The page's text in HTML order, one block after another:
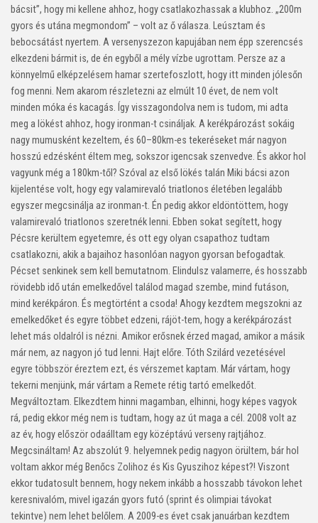
bácsit”, hogy mi kellene ahhoz, hogy csatlakozhassak a klubhoz. „200m
gyors és utána megmondom” – volt az ő válasza. Leúsztam és
bebocsátást nyertem. A versenyszezon kapujában nem épp szerencsés
elkezdeni bármit is, de én egyből a mély vízbe ugrottam. Persze az a
könnyelmű elképzelésem hamar szertefoszlott, hogy itt minden jólesőn
fog menni. Nem akarom részletezni az elmúlt 10 évet, de nem volt
minden móka és kacagás. Így visszagondolva nem is tudom, mi adta
meg a lökést ahhoz, hogy ironman-t csináljak. A kerékpározást sokáig
nagy mumusként kezeltem, és 60–80km-es tekeréseket már nagyon
hosszú edzésként éltem meg, sokszor igencsak szenvedve. És akkor hol
vagyunk még a 180km-től? Szóval az első lökés talán Miki bácsi azon
kijelentése volt, hogy egy valamirevaló triatlonos életében legalább
egyszer megcsinálja az ironman-t. Én pedig akkor eldöntöttem, hogy
valamirevaló triatlonos szeretnék lenni. Ebben sokat segített, hogy
Pécsre kerültem egyetemre, és ott egy olyan csapathoz tudtam
csatlakozni, akik a bajaihoz hasonlóan nagyon gyorsan befogadtak.
Pécset senkinek sem kell bemutatnom. Elindulsz valamerre, és hosszabb
rövidebb idő után emelkedővel találod magad szembe, mind futáson,
mind kerékpáron. És megtörtént a csoda! Ahogy kezdtem megszokni az
emelkedőket és egyre többet edzeni, rájöt-tem, hogy a kerékpározást
lehet más oldalról is nézni. Amikor erősnek érzed magad, amikor a másik
már nem, az nagyon jó tud lenni. Hajt előre. Tóth Szilárd vezetésével
egyre többször éreztem ezt, és vérszemet kaptam. Már vártam, hogy
tekerni menjünk, már vártam a Remete rétig tartó emelkedőt.
Megváltoztam. Elkezdtem hinni magamban, elhinni, hogy képes vagyok
rá, pedig ekkor még nem is tudtam, hogy az út maga a cél. 2008 volt az
az év, hogy először odaálltam egy középtávú verseny rajtjához.
Megcsináltam! Az abszolút 9. helyemnek pedig nagyon örültem, bár hol
voltam akkor még Benőcs Zolihoz és Kis Gyuszihoz képest?! Viszont
ekkor tudatosult bennem, hogy nekem inkább a hosszabb távokon lehet
keresnivalóm, mivel igazán gyors futó (sprint és olimpiai távokat
tekintve) nem lehet belőlem. A 2009-es évet csak januárban kezdtem